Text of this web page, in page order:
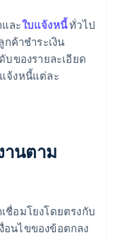
ละใบแจ้งหนี้ทั่วไป
ค้าชำระเงิน
ของรายละเอียด
จ้งหนี้แต่ละ
านตาม
ชื่อมโยงโดยตรงกับ
อนไขของข้อตกลง